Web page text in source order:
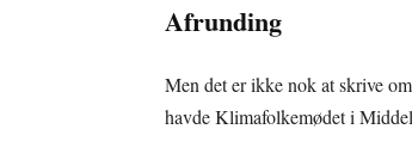
Afrunding
Men det er ikke nok at skrive
havde Klimafolkemødet i